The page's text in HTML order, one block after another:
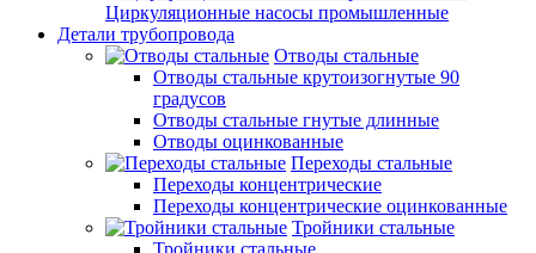
Циркуляционные насосы промышленные
Детали трубопровода
Отводы стальные
Отводы стальные крутоизогнутые 90
градусов
Отводы стальные гнутые длинные
Отводы оцинкованные
Переходы стальные
Переходы концентрические
Переходы концентрические оцинкованные
Тройники стальные
Тройники стальные